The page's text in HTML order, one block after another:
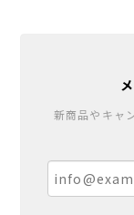
新商品やキャ